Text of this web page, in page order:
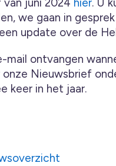
we gaan in
update over de
mail ontvangen
Nieuwsbrief
keer in het jaar.